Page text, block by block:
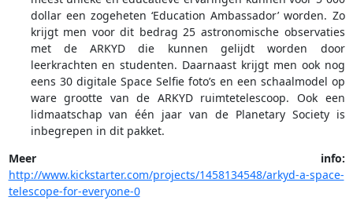
dollar een zogeheten ‘Education Ambassador’ worden. Zo
krijgt men voor dit bedrag 25 astronomische observaties
met de ARKYD die kunnen gelijdt worden door
leerkrachten en studenten. Daarnaast krijgt men ook nog
eens 30 digitale Space Selfie foto’s en een schaalmodel op
ware grootte van de ARKYD ruimtetelescoop. Ook een
lidmaatschap van één jaar van de Planetary Society is
inbegrepen in dit pakket.
Meer info:
http://www.kickstarter.com/projects/1458134548/arkyd-a-space-
telescope-for-everyone-0